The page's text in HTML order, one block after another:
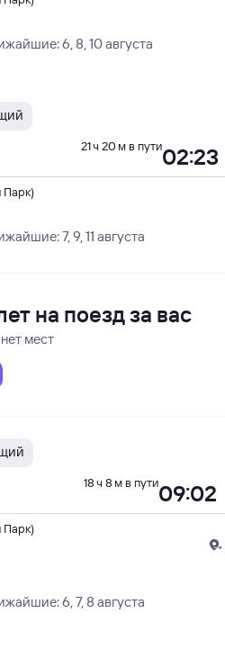
6, 8, 10 августа
Парк)
02:23
21 ч 20 м в пути
7, 9, 11 августа
на поезд за вас
мест
Парк)
09:02
18 ч 8 м в пути
6, 7, 8 августа